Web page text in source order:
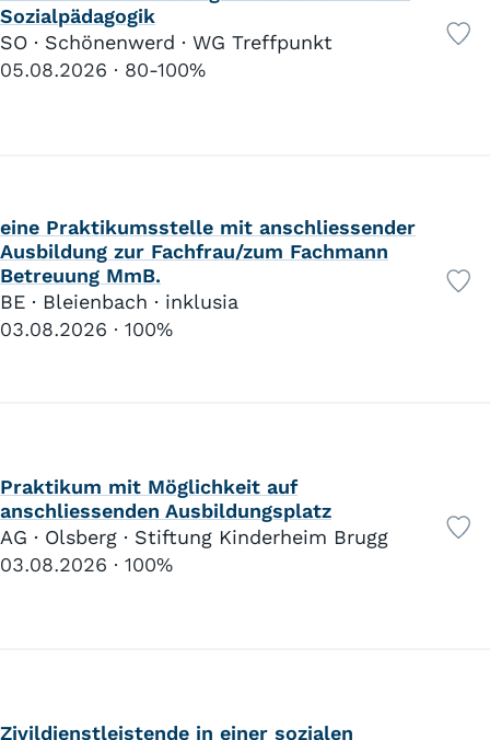
Sozialpädagogik
SO · Schönenwerd · WG Treffpunkt
05.08.2026
80-100%
eine Praktikumsstelle mit anschliessender
Ausbildung zur Fachfrau/zum Fachmann
Betreuung MmB.
BE · Bleienbach · inklusia
03.08.2026
100%
Praktikum mit Möglichkeit auf
anschliessenden Ausbildungsplatz
AG · Olsberg · Stiftung Kinderheim Brugg
03.08.2026
100%
Zivildienstleistende in einer sozialen